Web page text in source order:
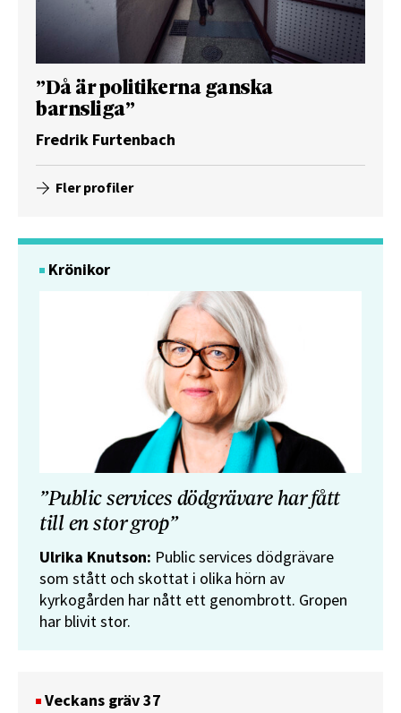
”Då är politikerna ganska
barnsliga”
Fredrik Furtenbach
Fler profiler
Krönikor
”Public services dödgrävare har fått
till en stor grop”
Ulrika Knutson: Public services dödgrävare
som stått och skottat i olika hörn av
kyrkogården har nått ett genombrott. Gropen
har blivit stor.
Veckans gräv 37